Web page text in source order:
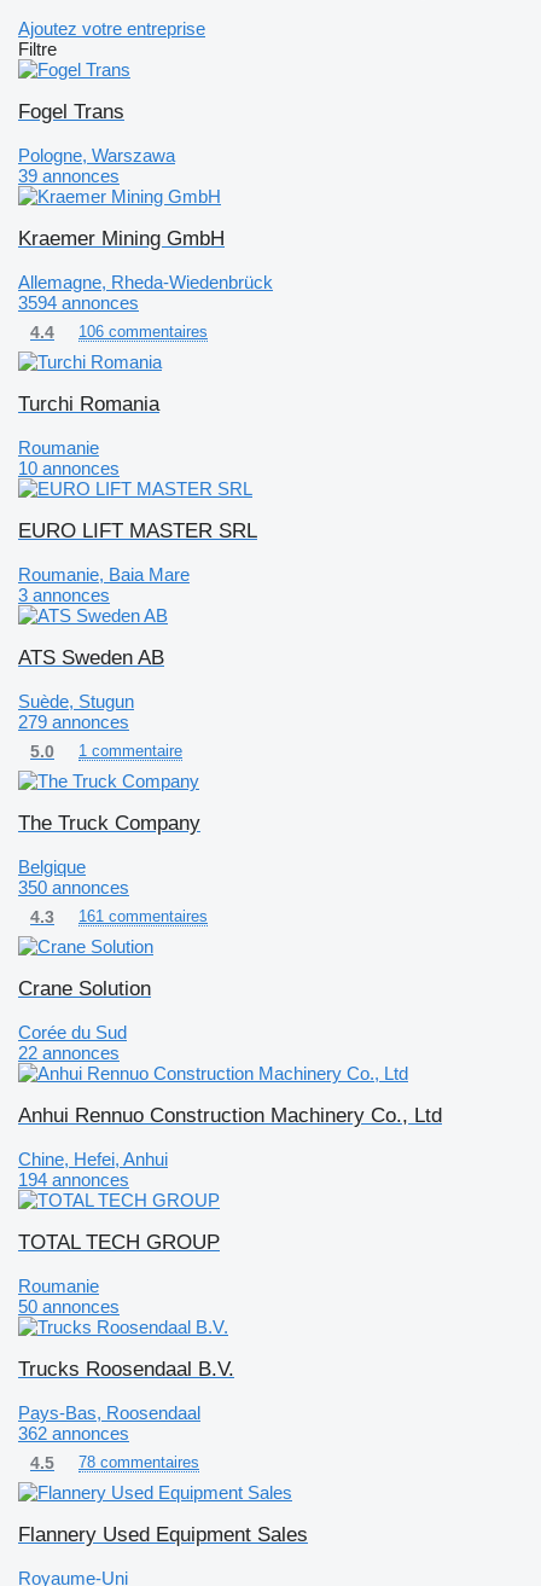
Ajoutez votre entreprise
Filtre
Fogel Trans
Pologne, Warszawa
39 annonces
Kraemer Mining GmbH
Allemagne, Rheda-Wiedenbrück
3594 annonces
4.4 106 commentaires
Turchi Romania
Roumanie
10 annonces
EURO LIFT MASTER SRL
Roumanie, Baia Mare
3 annonces
ATS Sweden AB
Suède, Stugun
279 annonces
5.0 1 commentaire
The Truck Company
Belgique
350 annonces
4.3 161 commentaires
Crane Solution
Corée du Sud
22 annonces
Anhui Rennuo Construction Machinery Co., Ltd
Chine, Hefei, Anhui
194 annonces
TOTAL TECH GROUP
Roumanie
50 annonces
Trucks Roosendaal B.V.
Pays-Bas, Roosendaal
362 annonces
4.5 78 commentaires
Flannery Used Equipment Sales
Royaume-Uni